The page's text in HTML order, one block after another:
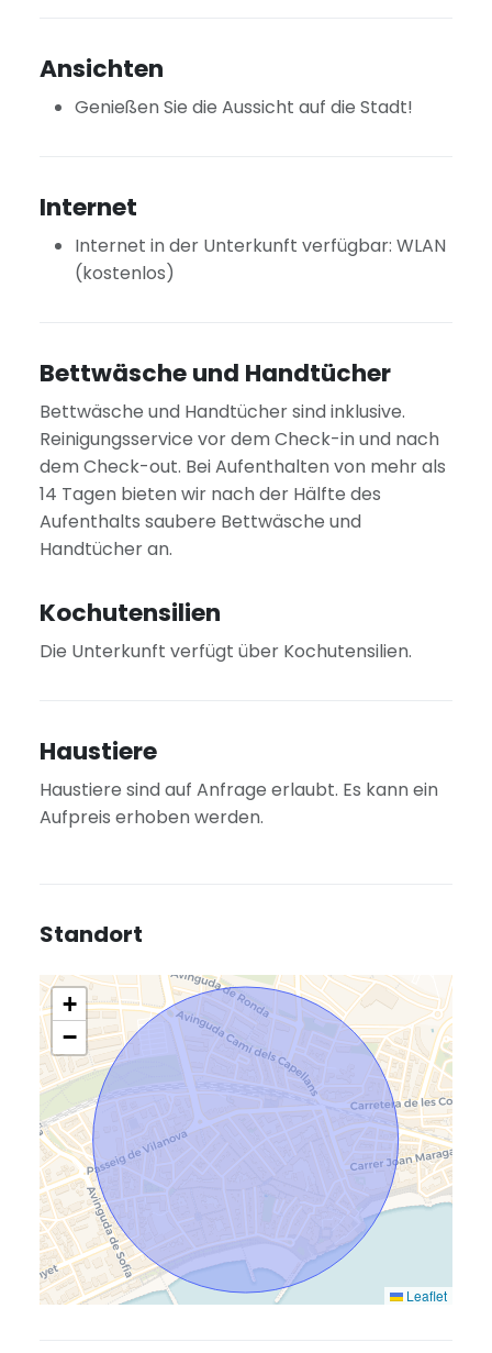
Ansichten
Genießen Sie die Aussicht auf die Stadt!
Internet
Internet in der Unterkunft verfügbar: WLAN
(kostenlos)
Bettwäsche und Handtücher
Bettwäsche und Handtücher sind inklusive.
Reinigungsservice vor dem Check-in und nach
dem Check-out. Bei Aufenthalten von mehr als
14 Tagen bieten wir nach der Hälfte des
Aufenthalts saubere Bettwäsche und
Handtücher an.
Kochutensilien
Die Unterkunft verfügt über Kochutensilien.
Haustiere
Haustiere sind auf Anfrage erlaubt. Es kann ein
Aufpreis erhoben werden.
Standort
+
−
Leaflet